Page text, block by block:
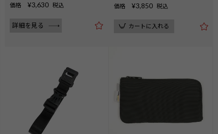
価格 ¥3,630 税込
詳細を見る
価格 ¥3,850 税込
カートに入れる